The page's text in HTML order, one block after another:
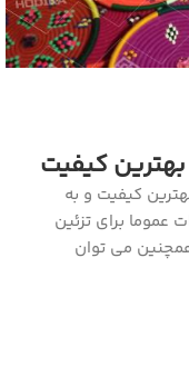
کیفیت
کیفیت و به
برای تزئین
می توان